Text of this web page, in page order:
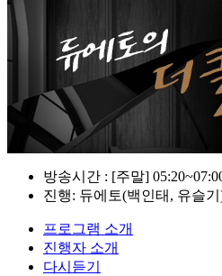
방송시간 : [주말]
진행: 듀에토(백인태, 유슬
프로그램 소개
진행자 소개
다시듣기